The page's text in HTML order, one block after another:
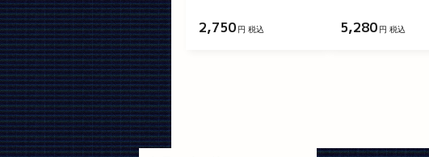
2,750 円 税込 5,280 円 税込